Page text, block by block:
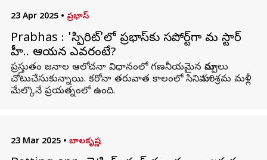
23 Apr 2025 • ప్రభాస్
Prabhas : 'స్పిరిట్'లో ప్రభాస్‌కు సపోర్ట్‌గా మరో స్టార్
హీరో.. ఆయన ఎవరంటే?
ప్రస్తుతం జనాల ఆలోచనా విధానంలో గణనీయమైన మార్పులు
చోటుచేసుకున్నాయి. కరోనా తరువాత కాలంలో సినిమా పరిశ్రమ మళ్లీ
మేల్కొనే ప్రయత్నంలో ఉంది.
23 Mar 2025 • బాలకృష్ణ